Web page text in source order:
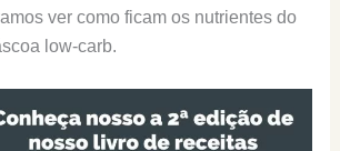
ver como ficam os nutrientes do
low-carb.